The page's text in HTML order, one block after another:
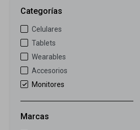
Categorías
Celulares
Tablets
Wearables
Accesorios
Monitores
Marcas